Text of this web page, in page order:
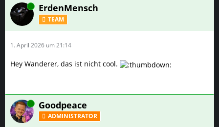
Online ErdenMensch
TEAM
1. April 2026 um 21:14
Hey Wanderer, das ist nicht cool.
Online Goodpeace
ADMINISTRATOR